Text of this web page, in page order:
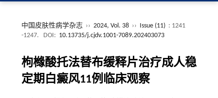
中国皮肤性病学杂志 ›› 2024, Vol. 38 ›› Issue (11) : 1241
-1247.
DOI: 10.13735/j.cjdv.1001-7089.202403073
枸橼酸托法替布缓释片治疗成人稳
定期白癜风11例临床观察